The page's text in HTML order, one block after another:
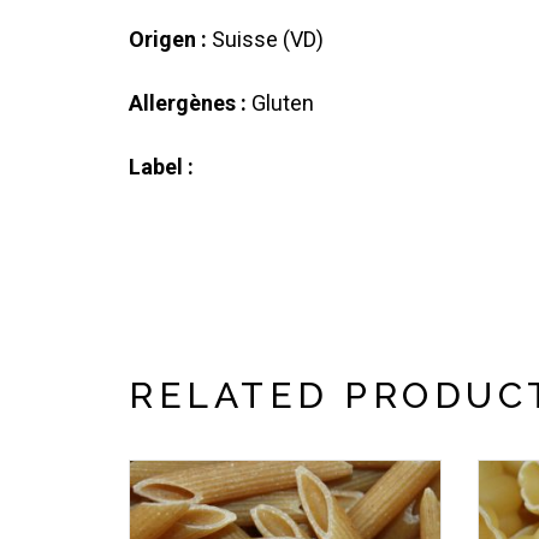
Origen : Suisse (VD)
Allergènes : Gluten
Label :
RELATED